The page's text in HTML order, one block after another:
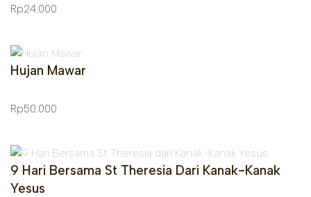
Rp24.000
Hujan Mawar
Rp50.000
9 Hari Bersama St Theresia Dari Kanak-Kanak
Yesus